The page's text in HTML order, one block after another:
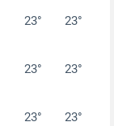
23° 23°
23° 23°
23° 23°